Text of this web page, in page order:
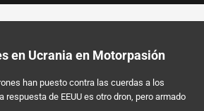
en Ucrania en Motorpasión
han puesto contra las cuerdas a los
respuesta de EEUU es otro dron, pero armado